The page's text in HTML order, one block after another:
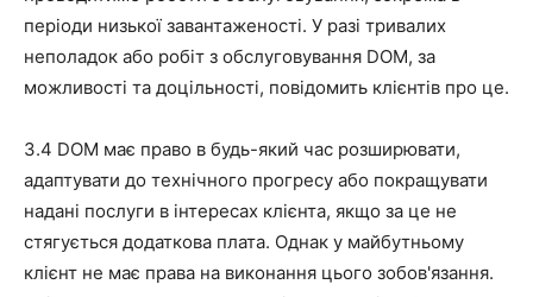
періоди низької завантаженості. У разі тривалих
неполадок або робіт з обслуговування DOM, за
можливості та доцільності, повідомить клієнтів про це.
3.4 DOM має право в будь-який час розширювати,
адаптувати до технічного прогресу або покращувати
надані послуги в інтересах клієнта, якщо за це не
стягується додаткова плата. Однак у майбутньому
клієнт не має права на виконання цього зобов'язання.